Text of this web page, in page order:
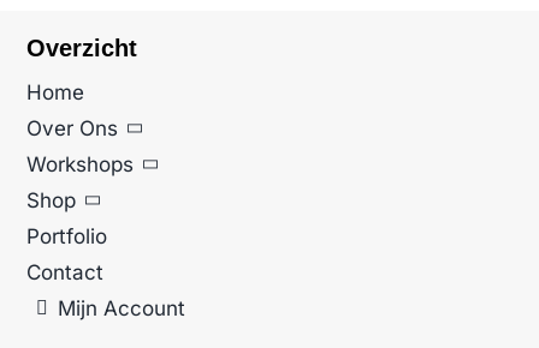
Overzicht
Home
Over Ons
Workshops
Shop
Portfolio
Contact
Mijn Account